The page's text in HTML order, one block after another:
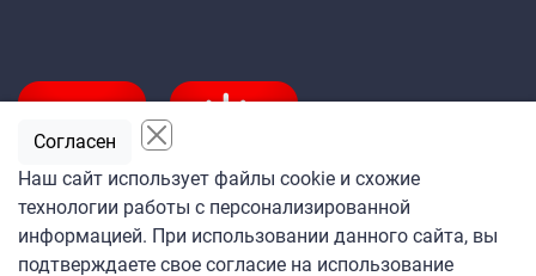
Подпишитесь
на ежедневную рассылку
Наш сайт использует файлы cookie и схожие
технологии работы с персонализированной
информацией. При использовании данного сайта, вы
подтверждаете свое согласие на использование
Согласен